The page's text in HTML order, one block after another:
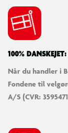
100%
Når du handler i
Fondene til
A/S (CVR: